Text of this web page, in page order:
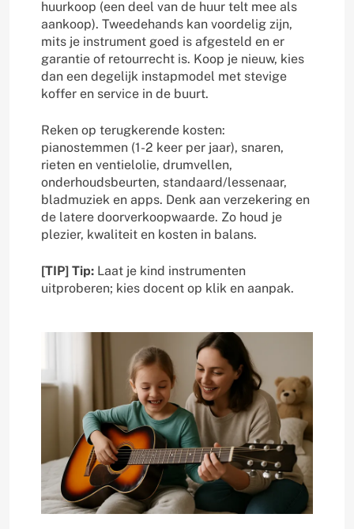
huurkoop (een deel van de huur telt mee als
aankoop). Tweedehands kan voordelig zijn,
mits je instrument goed is afgesteld en er
garantie of retourrecht is. Koop je nieuw, kies
dan een degelijk instapmodel met stevige
koffer en service in de buurt.
Reken op terugkerende kosten:
pianostemmen (1-2 keer per jaar), snaren,
rieten en ventielolie, drumvellen,
onderhoudsbeurten, standaard/lessenaar,
bladmuziek en apps. Denk aan verzekering en
de latere doorverkoopwaarde. Zo houd je
plezier, kwaliteit en kosten in balans.
[TIP] Tip: Laat je kind instrumenten
uitproberen; kies docent op klik en aanpak.